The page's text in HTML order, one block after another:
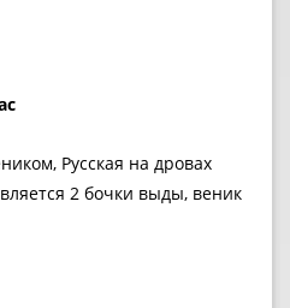
Русская на дровах
2 бочки выды, веник